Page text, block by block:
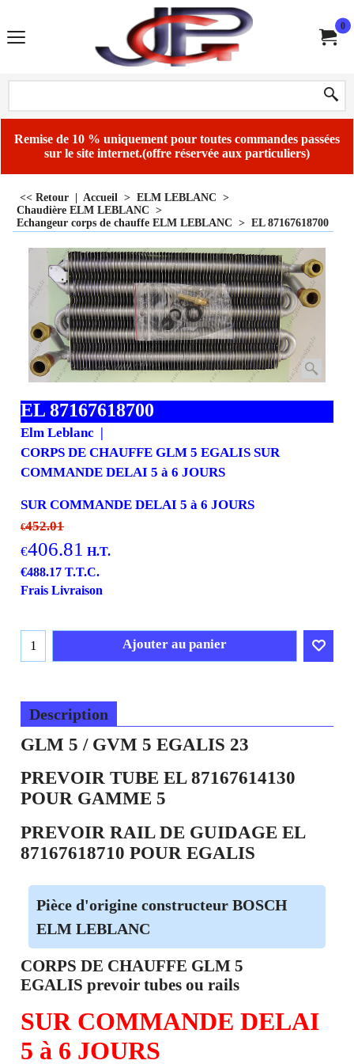
0
Remise de 10 % uniquement pour toutes commandes passées
sur le site internet.(offre réservée aux particuliers)
<< Retour Accueil > ELM LEBLANC >
Chaudière ELM LEBLANC >
Echangeur corps de chauffe ELM LEBLANC > EL 87167618700
EL 87167618700
Elm Leblanc
CORPS DE CHAUFFE GLM 5 EGALIS SUR
COMMANDE DELAI 5 à 6 JOURS
SUR COMMANDE DELAI 5 à 6 JOURS
€452.01
€406.81 H.T.
€488.17 T.T.C.
Frais Livraison
Ajouter au panier
Description
GLM 5 / GVM 5 EGALIS 23
PREVOIR TUBE EL 87167614130
POUR GAMME 5
PREVOIR RAIL DE GUIDAGE EL
87167618710 POUR EGALIS
Pièce d'origine constructeur BOSCH
ELM LEBLANC
CORPS DE CHAUFFE GLM 5
EGALIS prevoir tubes ou rails
SUR COMMANDE DELAI
5 à 6 JOURS